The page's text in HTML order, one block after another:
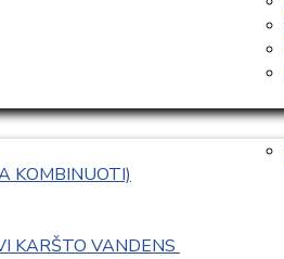
KOMBINUOTI)
KARŠTO VANDENS